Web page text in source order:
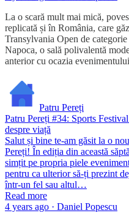
La o scară mult mai mică,
replicată și în România, care
Transylvania Open de
Napoca, o sală polivalentă
anterior cu ocazia
Patru Pereți
Patru Pereți #34: Sports
despre viață
Salut și bine te-am găsit la o
Pereți! În ediția din această
simțit pe propria piele
pentru ca ulterior să-ți prezint
într-un fel sau altul…
Read more
4 years ago · Daniel Popescu